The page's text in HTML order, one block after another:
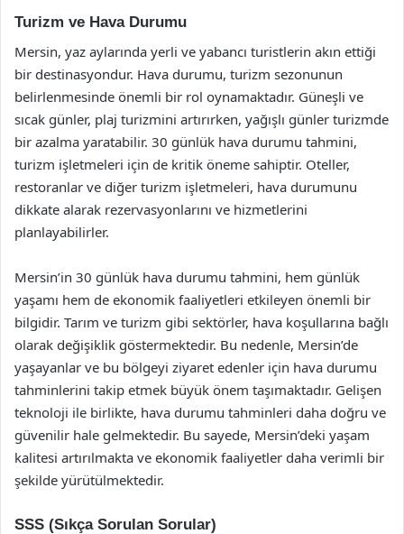
Turizm ve Hava Durumu
Mersin, yaz aylarında yerli ve yabancı turistlerin akın ettiği
bir destinasyondur. Hava durumu, turizm sezonunun
belirlenmesinde önemli bir rol oynamaktadır. Güneşli ve
sıcak günler, plaj turizmini artırırken, yağışlı günler turizmde
bir azalma yaratabilir. 30 günlük hava durumu tahmini,
turizm işletmeleri için de kritik öneme sahiptir. Oteller,
restoranlar ve diğer turizm işletmeleri, hava durumunu
dikkate alarak rezervasyonlarını ve hizmetlerini
planlayabilirler.
Mersin’in 30 günlük hava durumu tahmini, hem günlük
yaşamı hem de ekonomik faaliyetleri etkileyen önemli bir
bilgidir. Tarım ve turizm gibi sektörler, hava koşullarına bağlı
olarak değişiklik göstermektedir. Bu nedenle, Mersin’de
yaşayanlar ve bu bölgeyi ziyaret edenler için hava durumu
tahminlerini takip etmek büyük önem taşımaktadır. Gelişen
teknoloji ile birlikte, hava durumu tahminleri daha doğru ve
güvenilir hale gelmektedir. Bu sayede, Mersin’deki yaşam
kalitesi artırılmakta ve ekonomik faaliyetler daha verimli bir
şekilde yürütülmektedir.
SSS (Sıkça Sorulan Sorular)